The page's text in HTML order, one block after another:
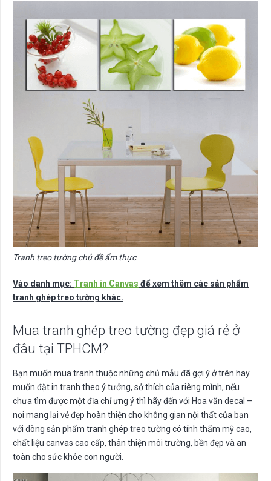
Tranh treo tường chủ đề ẩm thực
Vào danh mục: Tranh in Canvas để xem thêm các sản phẩm
tranh ghép treo tường khác.
Mua tranh ghép treo tường đẹp giá rẻ ở
đâu tại TPHCM?
Bạn muốn mua tranh thuộc những chủ mẫu đã gợi ý ở trên hay
muốn đặt in tranh theo ý tưởng, sở thích của riêng mình, nếu
chưa tìm được một địa chỉ ưng ý thì hãy đến với Hoa văn decal –
nơi mang lại vẻ đẹp hoàn thiện cho không gian nội thất của bạn
với dòng sản phẩm tranh ghép treo tường có tính thẩm mỹ cao,
chất liệu canvas cao cấp, thân thiện môi trường, bền đẹp và an
toàn cho sức khỏe con người.